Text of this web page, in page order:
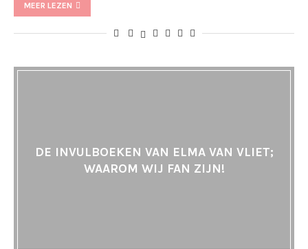
MEER LEZEN
DE INVULBOEKEN VAN ELMA VAN VLIET;
WAAROM WIJ FAN ZIJN!